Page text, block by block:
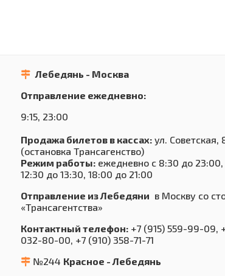
Лебедянь - Москва
Отправление ежедневно:
9:15, 23:00
Продажа билетов в кассах: ул. Советская,
(остановка Трансагенство)
Режим работы: ежедневно с 8:30 до
12:30 до 13:30, 18:00 до 21:00
Отправление из Лебедяни в Москву со
«Трансагентства»
Контактный телефон: +7 (915) 559-99-09,
032-80-00, +7 (910) 358-71-71
№244 Красное - Лебедянь